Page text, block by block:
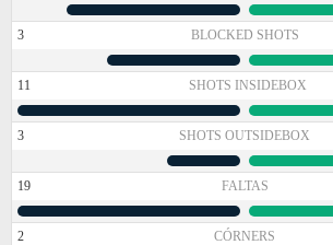
3 BLOCKED SHOTS
11 SHOTS INSIDEBOX
3 SHOTS OUTSIDEBOX
19 FALTAS
2 CÓRNERS